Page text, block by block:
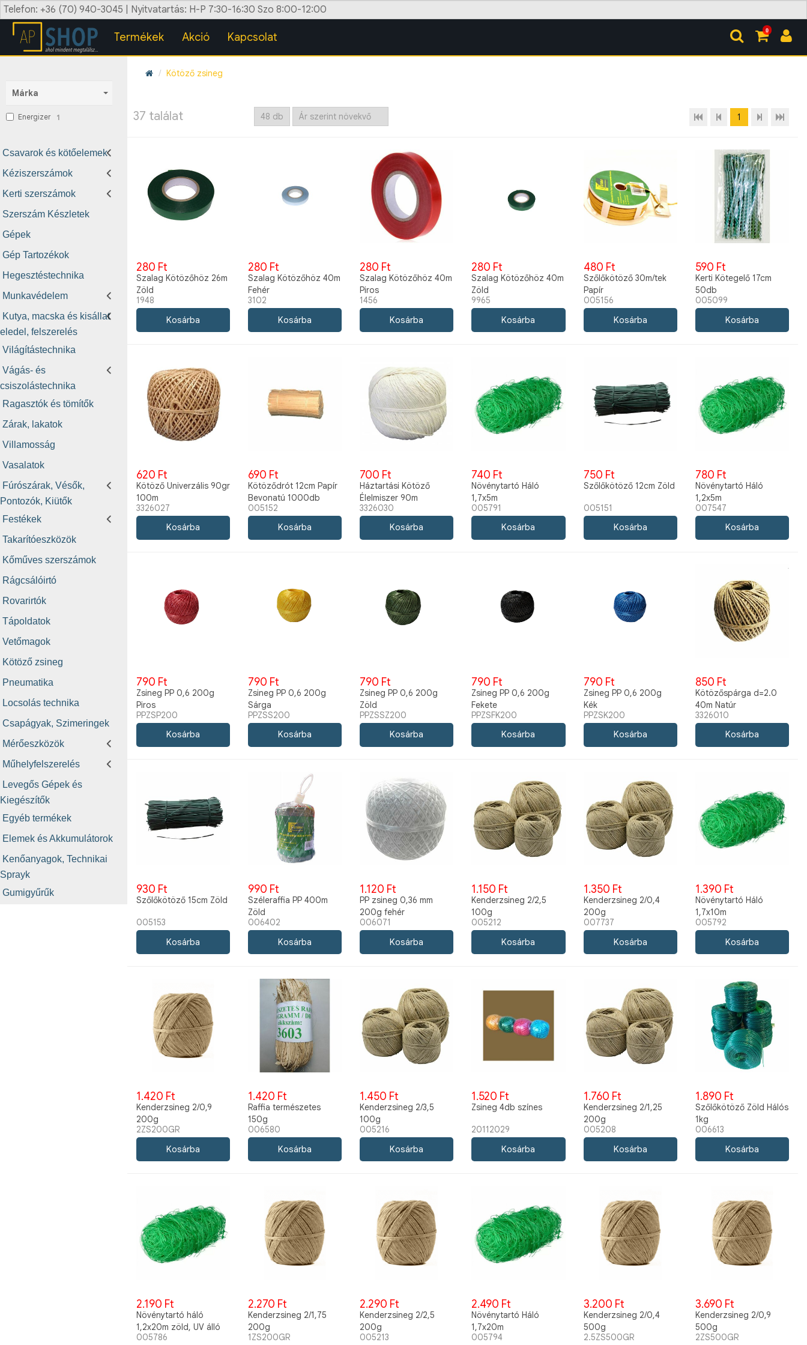
Telefon: +36 (70) 940-3045 | Nyitvatartás: H-P 7:30-16:30 Szo 8:00-12:00
0
Termékek Akció Kapcsolat
Márka
Energizer 1
Csavarok és kötőelemek
Kéziszerszámok
Kerti szerszámok
Szerszám Készletek
Gépek
Gép Tartozékok
Hegesztéstechnika
Munkavédelem
Kutya, macska és kisállat
eledel, felszerelés
Világítástechnika
Vágás- és
csiszolástechnika
Ragasztók és tömítők
Zárak, lakatok
Villamosság
Vasalatok
Fúrószárak, Vésők,
Pontozók, Kiütők
Festékek
Takarítóeszközök
Kőműves szerszámok
Rágcsálóirtó
Rovarirtók
Tápoldatok
Vetőmagok
Kötöző zsineg
Pneumatika
Locsolás technika
Csapágyak, Szimeringek
Mérőeszközök
Műhelyfelszerelés
Levegős Gépek és
Kiegészítők
Egyéb termékek
Elemek és Akkumulátorok
Kenőanyagok, Technikai
Sprayk
Gumigyűrűk
Kötöző zsineg
37 találat 1
280 Ft
Szalag Kötözőhöz 26m
Zöld
1948
280 Ft
Szalag Kötözőhöz 40m
Fehér
3102
280 Ft
Szalag Kötözőhöz 40m
Piros
1456
280 Ft
Szalag Kötözőhöz 40m
Zöld
9965
480 Ft
Szőlőkötöző 30m/tek
Papír
005156
590 Ft
Kerti Kötegelő 17cm
50db
005099
620 Ft
Kötöző Univerzális 90gr
100m
3326027
690 Ft
Kötöződrót 12cm Papír
Bevonatú 1000db
005152
700 Ft
Háztartási Kötöző
Élelmiszer 90m
3326030
740 Ft
Növénytartó Háló
1,7x5m
005791
750 Ft
Szőlőkötöző 12cm Zöld
005151
780 Ft
Növénytartó Háló
1,2x5m
007547
790 Ft
Zsineg PP 0,6 200g
Piros
PPZSP200
790 Ft
Zsineg PP 0,6 200g
Sárga
PPZSS200
790 Ft
Zsineg PP 0,6 200g
Zöld
PPZSSZ200
790 Ft
Zsineg PP 0,6 200g
Fekete
PPZSFK200
790 Ft
Zsineg PP 0,6 200g
Kék
PPZSK200
850 Ft
Kötözőspárga d=2.0
40m Natúr
3326010
930 Ft
Szőlőkötöző 15cm Zöld
005153
990 Ft
Széleraffia PP 400m
Zöld
006402
1.120 Ft
PP zsineg 0,36 mm
200g fehér
006071
1.150 Ft
Kenderzsineg 2/2,5
100g
005212
1.350 Ft
Kenderzsineg 2/0,4
200g
007737
1.390 Ft
Növénytartó Háló
1,7x10m
005792
1.420 Ft
Kenderzsineg 2/0,9
200g
2ZS200GR
1.420 Ft
Raffia természetes
150g
006580
1.450 Ft
Kenderzsineg 2/3,5
100g
005216
1.520 Ft
Zsineg 4db színes
20112029
1.760 Ft
Kenderzsineg 2/1,25
200g
005208
1.890 Ft
Szőlőkötöző Zöld Hálós
1kg
006613
2.190 Ft
Növénytartó háló
1,2x20m zöld, UV álló
005786
2.270 Ft
Kenderzsineg 2/1,75
200g
1ZS200GR
2.290 Ft
Kenderzsineg 2/2,5
200g
005213
2.490 Ft
Növénytartó Háló
1,7x20m
005794
3.200 Ft
Kenderzsineg 2/0,4
500g
2.5ZS500GR
3.690 Ft
Kenderzsineg 2/0,9
500g
2ZS500GR